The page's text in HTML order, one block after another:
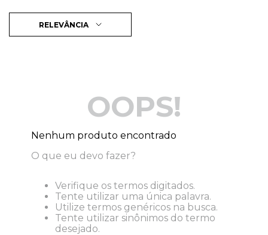
RELEVÂNCIA
OOPS!
Nenhum produto encontrado
O que eu devo fazer?
Verifique os termos digitados.
Tente utilizar uma única palavra.
Utilize termos genéricos na busca.
Tente utilizar sinônimos do termo
desejado.